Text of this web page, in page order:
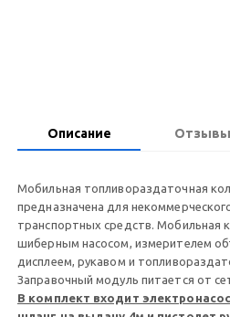
Описание Отзывы
Мобильная топливораздаточная
предназначена для
транспортных средств. Мобильная
шиберным насосом, измерителем
дисплеем, рукавом и
Заправочный модуль питается от
В комплект входит